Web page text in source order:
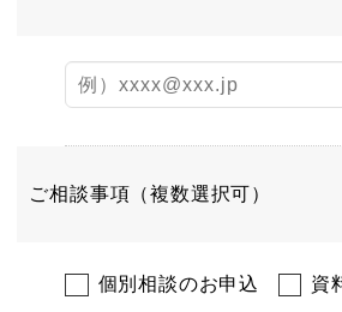
ご相談事項（複数選択可）
個別相談のお申込 資